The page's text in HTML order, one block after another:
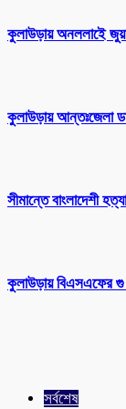
কুলাউড়ায় অনললাইে
কুলাউড়ায় আন্তঃজেলা
সীমান্তে বাংলাদেশী
কুলাউড়ায় বিএসএফের গু
সর্বশেষ